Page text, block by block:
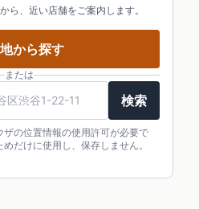
ら、近い店舗をご案内します。
から探す
または
検索
の位置情報の使用許可が必要で
だけに使用し、保存しません。